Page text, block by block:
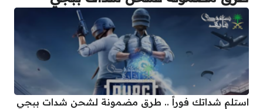
استلم شداتك فوراً .. طرق مضمونة لشحن شدات ببجي